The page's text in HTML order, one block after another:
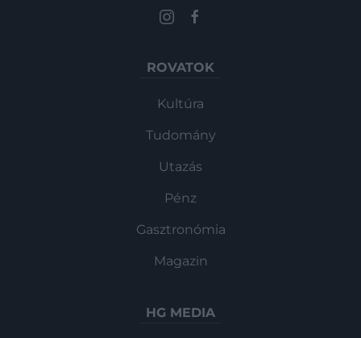
ROVATOK
Kultúra
Tudomány
Utazás
Pénz
Gasztronómia
Magazin
HG MEDIA